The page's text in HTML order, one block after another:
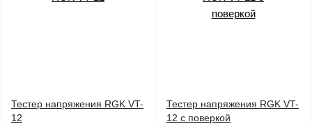
Тестер напряжения RGK VT-
12
Тестер напряжения RGK VT-
12 с поверкой